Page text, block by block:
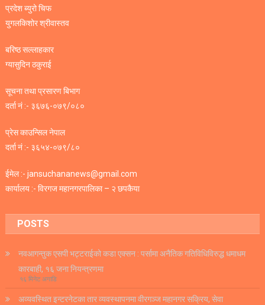
प्रदेश ब्युरो चिफ
युगलकिशोर श्रीवास्तव
बरिष्ठ सल्लाहकार
ग्यासुदिन ठकुराई
सूचना तथा प्रसारण बिभाग
दर्ता नं :- ३६७६-०७९/०८०
प्रेस काउन्सिल नेपाल
दर्ता नं :- ३६५४-०७९/८०
ईमेल :- jansuchananews@gmail.com
कार्यालय :- विरगज महानगरपालिका – २ छपकैया
POSTS
नवआगन्तुक एसपी भट्टराईको कडा एक्सन : पर्सामा अनैतिक गतिविधिविरुद्ध धमाधम
कारबाही, १६ जना नियन्त्रणमा
१६ मिनेट अगाडि
अव्यवस्थित इन्टरनेटका तार व्यवस्थापनमा वीरगञ्ज महानगर सक्रिय, सेवा